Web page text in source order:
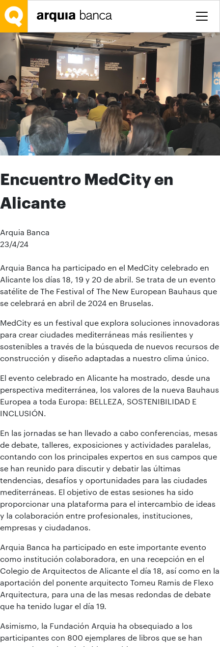
Saltar al contenido principal
Encuentro MedCity en
Alicante
Arquia Banca
23/4/24
Arquia Banca ha participado en el MedCity celebrado en
Alicante los días 18, 19 y 20 de abril. Se trata de un evento
satélite de The Festival of The New European Bauhaus que
se celebrará en abril de 2024 en Bruselas.
MedCity es un festival que explora soluciones innovadoras
para crear ciudades mediterráneas más resilientes y
sostenibles a través de la búsqueda de nuevos recursos de
construcción y diseño adaptadas a nuestro clima único.
El evento celebrado en Alicante ha mostrado, desde una
perspectiva mediterránea, los valores de la nueva Bauhaus
Europea a toda Europa: BELLEZA, SOSTENIBILIDAD E
INCLUSIÓN.
En las jornadas se han llevado a cabo conferencias, mesas
de debate, talleres, exposiciones y actividades paralelas,
contando con los principales expertos en sus campos que
se han reunido para discutir y debatir las últimas
tendencias, desafíos y oportunidades para las ciudades
mediterráneas. El objetivo de estas sesiones ha sido
proporcionar una plataforma para el intercambio de ideas
y la colaboración entre profesionales, instituciones,
empresas y ciudadanos.
Arquia Banca ha participado en este importante evento
como institución colaboradora, en una recepción en el
Colegio de Arquitectos de Alicante el día 18, así como en la
aportación del ponente arquitecto Tomeu Ramis de Flexo
Arquitectura, para una de las mesas redondas de debate
que ha tenido lugar el día 19.
Asimismo, la Fundación Arquia ha obsequiado a los
participantes con 800 ejemplares de libros que se han